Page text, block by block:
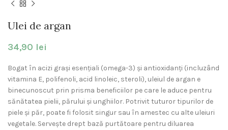
Ulei de argan
34,90 lei
Bogat în acizi grași esențiali (omega-3) și antioxidanți (incluzând
vitamina E, polifenoli, acid linoleic, steroli), uleiul de argan e
binecunoscut prin prisma beneficiilor pe care le aduce pentru
sănătatea pielii, părului și unghiilor. Potrivit tuturor tipurilor de
piele și păr, poate fi folosit singur sau în amestec cu alte uleiuri
vegetale. Servește drept bază purtătoare pentru diluarea